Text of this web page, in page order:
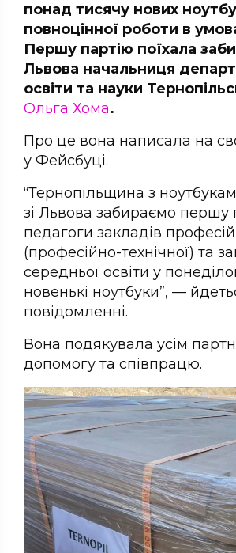
понад тисячу нових
повноцінної роботи в
Першу партію поїхала
Львова начальниця
освіти та науки
Ольга Хома.
Про це вона написала на
у Фейсбуці.
“Тернопільщина з
зі Львова забираємо першу
педагоги закладів
(професійно-технічної) та
середньої освіти у
новенькі ноутбуки”, —
повідомленні.
Вона подякувала усім
допомогу та співпрацю.